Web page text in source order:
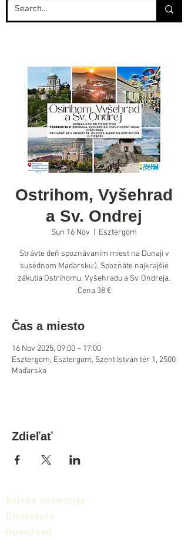
Ostrihom, Vyšehrad
a Sv. Ondrej
Sun 16 Nov Esztergom
Strávte deň spoznávaním miest na Dunaji v
susednom Maďarsku:). Spoznáte najkrajšie
zákutia Ostrihomu, Vyšehradu a Sv. Ondreja.
Cena 38 €
Čas a miesto
16 Nov 2025, 09:00 – 17:00
Esztergom, Esztergom, Szent István tér 1, 2500
Maďarsko
Zdieľať
Balnea cosmetics
Disclosure
Download